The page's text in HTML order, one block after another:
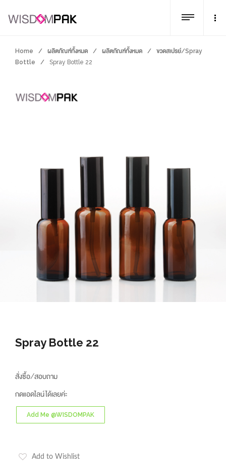
Home / ผลิตภัณฑ์ทั้งหมด / ผลิตภัณฑ์ทั้งหมด /
ขวดสเปรย์/Spray
Bottle
/ Spray Bottle 22
Spray Bottle 22
สั่งซื้อ/สอบถาม
กดแอดไลน์ได้เลยค่ะ
Add Me @WISDOMPAK
Add to Wishlist